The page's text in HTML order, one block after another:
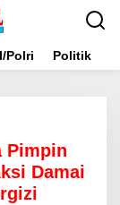
Polri Politik
Pimpin
Damai